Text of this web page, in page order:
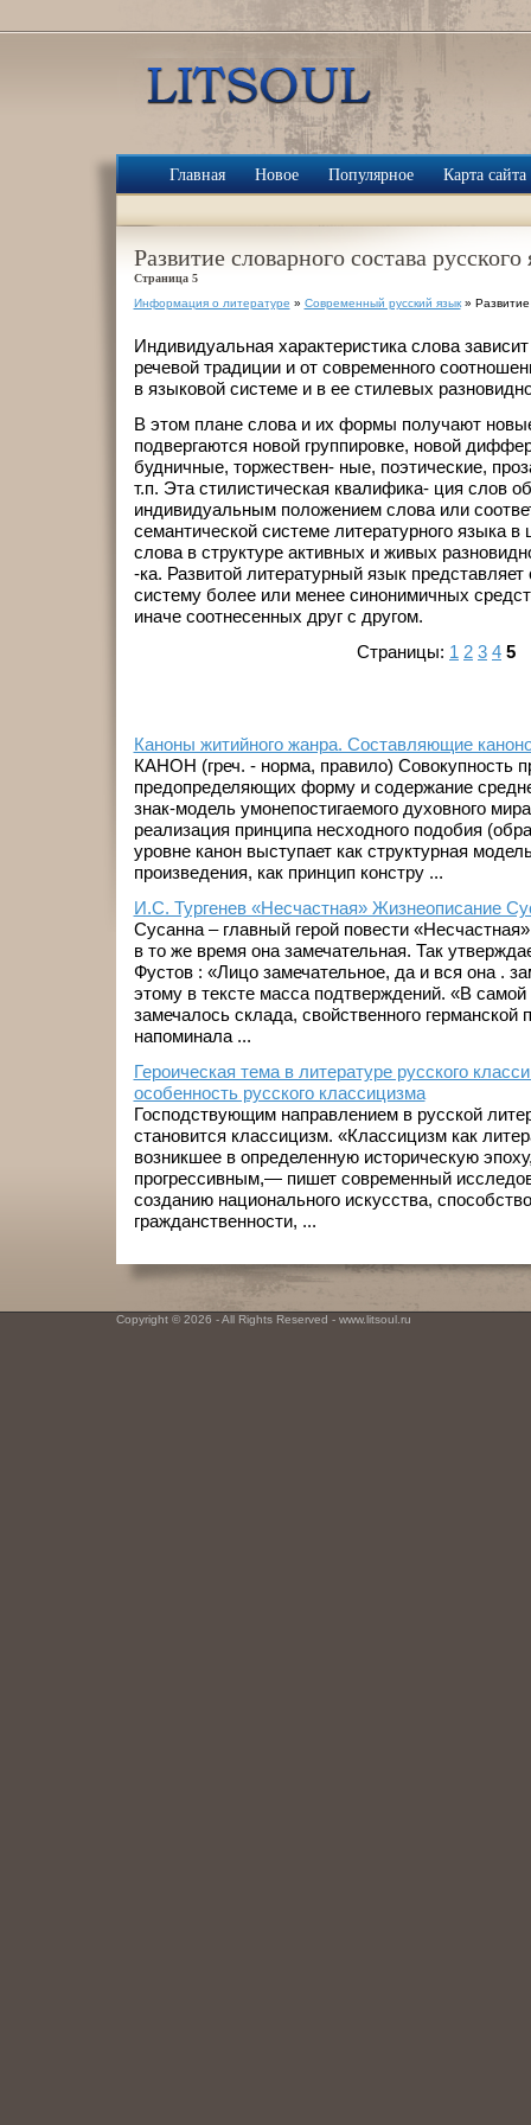
Главная Новое Популярное Карта сайта
Развитие словарного состава русского
Страница 5
Информация о литературе » Современный русский язык» Развитие
Индивидуальная характеристика слова
речевой традиции и от современного
в языковой системе и в ее стилевых
В этом плане слова и их формы получают
подвергаются новой группировке, новой
будничные, торжествен- ные, поэтические,
т.п. Эта стилистическая квалифика- ция слов
индивидуальным положением слова или
семантической системе литературного языка
слова в структуре активных и живых
-ка. Развитой литературный язык
систему более или менее синонимичных
иначе соотнесенных друг с другом.
Страницы: 1 2 3 4 5
Каноны житийного жанра. Составляющие
КАНОН (греч. - норма, правило) Совокупность
предопределяющих форму и содержание
знак-модель умонепостигаемого духовного
реализация принципа несходного подобия
уровне канон выступает как структурная
произведения, как принцип констру ...
И.С. Тургенев «Несчастная» Жизнеописание
Сусанна – главный герой повести
в то же время она замечательная. Так
Фустов : «Лицо замечательное, да и вся она .
этому в тексте масса подтверждений. «В самой
замечалось склада, свойственного германской
напоминала ...
Героическая тема в литературе русского
особенность русского классицизма
Господствующим направлением в русской
становится классицизм. «Классицизм как
возникшее в определенную историче­скую
прогрессивным,— пишет современный
созданию национального искусства,
гражданственности, ...
Copyright © 2026 - All Rights Reserved - www.litsoul.ru